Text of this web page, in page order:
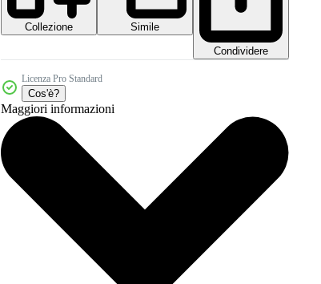
Collezione
Simile
Condividere
Licenza Pro Standard
Cos'è?
Maggiori informazioni